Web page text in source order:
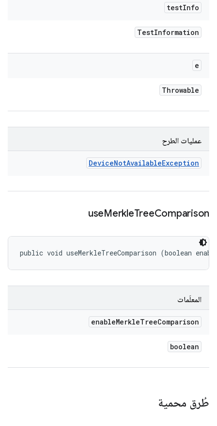
testInfo
TestInformation
e
Throwable
عمليات الطرح
DeviceNotAvailableException
useMerkleTreeComparison
public void useMerkleTreeComparison (boolean
المعلَمات
enableMerkleTreeComparison
boolean
طُرق محمية